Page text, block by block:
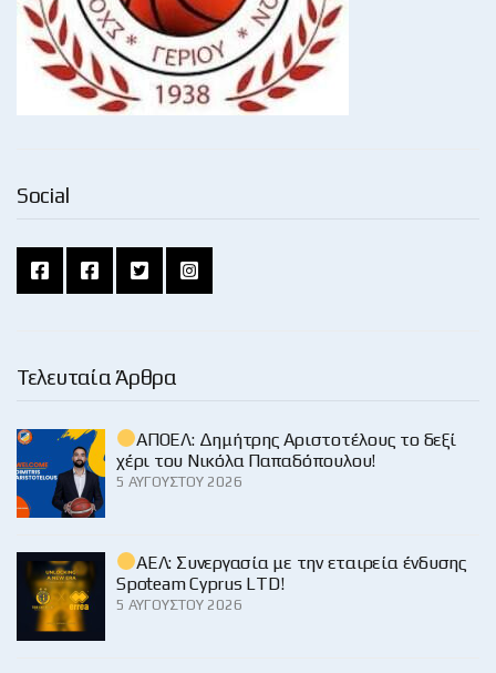
Social
Τελευταία Άρθρα
ΑΠΟΕΛ: Δημήτρης Αριστοτέλους το δεξί
χέρι του Νικόλα Παπαδόπουλου!
5 ΑΥΓΟΎΣΤΟΥ 2026
ΑΕΛ: Συνεργασία με την εταιρεία ένδυσης
Spoteam Cyprus LTD!
5 ΑΥΓΟΎΣΤΟΥ 2026